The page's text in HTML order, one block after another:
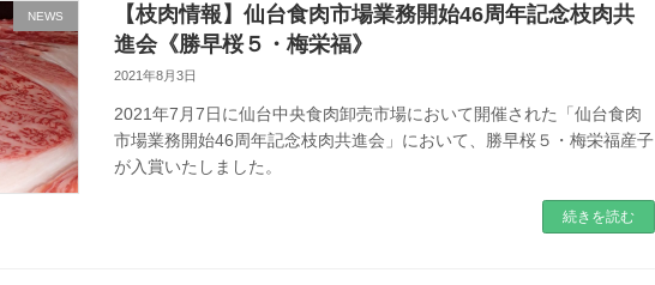
NEWS
【枝肉情報】仙台食肉市場業務開始46周年記念枝肉共
進会《勝早桜５・梅栄福》
2021年8月3日
2021年7月7日に仙台中央食肉卸売市場において開催された「仙台食肉
市場業務開始46周年記念枝肉共進会」において、勝早桜５・梅栄福産子
が入賞いたしました。
続きを読む